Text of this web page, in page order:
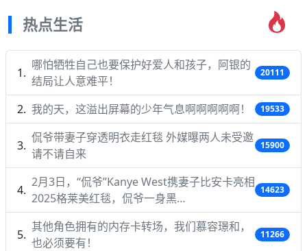
热点生活
哪怕牺牲自己也要保护好爱人和孩子，阿银的
结局让人意难平！
20111
我的天，这溢出屏幕的少年气息啊啊啊啊啊！ 19533
侃爷带妻子穿透明衣走红毯 外媒曝两人未受邀
请不请自来
15900
2月3日，“侃爷”Kanye West携妻子比安卡亮相
2025格莱美红毯，侃爷一身黑…
14623
其他角色拥有的内存卡转场，我们慕容璟和，
也必须要有！
11266